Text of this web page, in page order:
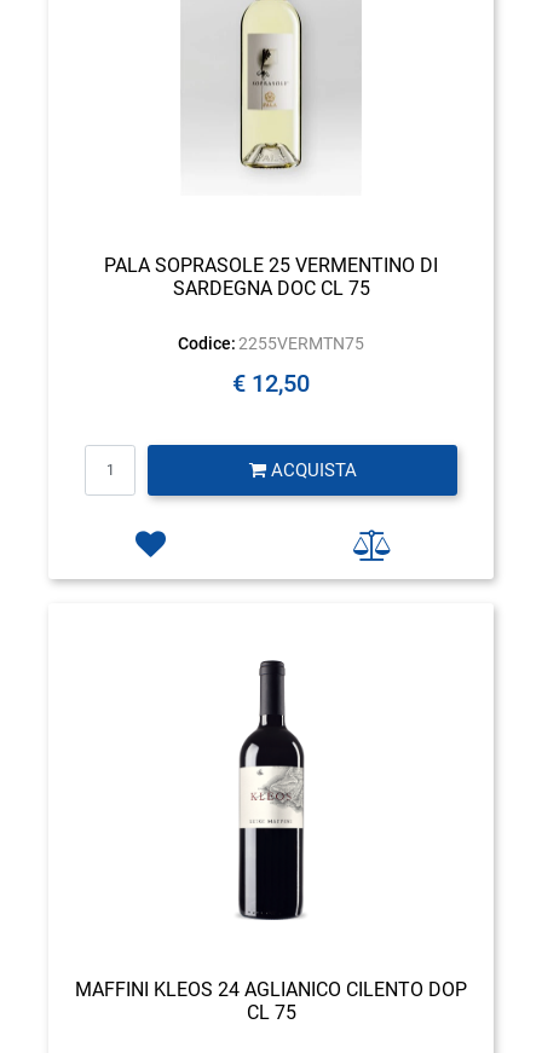
PALA SOPRASOLE 25 VERMENTINO DI
SARDEGNA DOC CL 75
Codice: 2255VERMTN75
€ 12,50
ACQUISTA
MAFFINI KLEOS 24 AGLIANICO CILENTO DOP
CL 75